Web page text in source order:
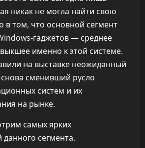
никак не могла найти свою
в том, что основной сегмент
гаджетов — среднее
именно к этой системе.
на выставке неожиданный
снова сменивший русло
систем и их
на рынке.
самых ярких
данного сегмента.